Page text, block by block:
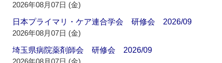
2026年08月07日 (金)
日本プライマリ・ケア連合学会 研修会 2026/09
2026年08月07日 (金)
埼玉県病院薬剤師会 研修会 2026/09